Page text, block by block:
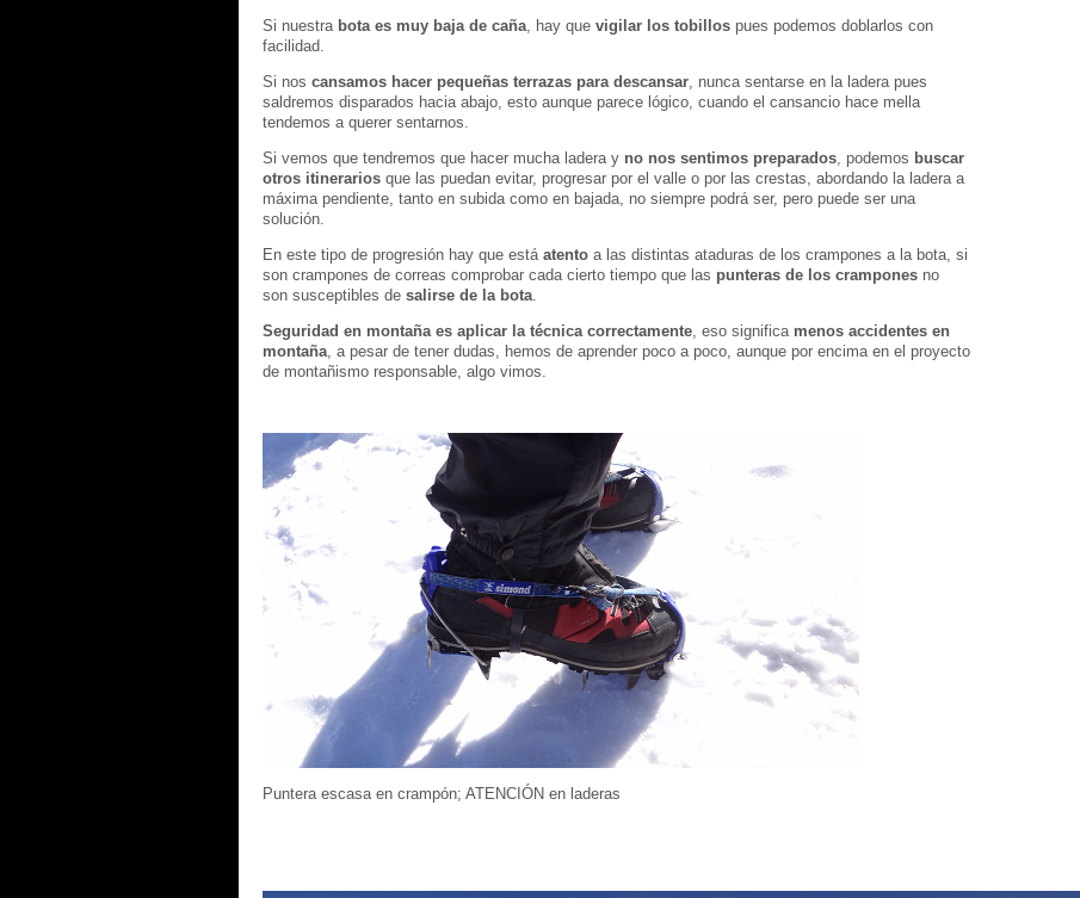
Si nuestra bota es muy baja de caña, hay que vigilar los tobillos pues podemos doblarlos con
facilidad.
Si nos cansamos hacer pequeñas terrazas para descansar, nunca sentarse en la ladera pues
saldremos disparados hacia abajo, esto aunque parece lógico, cuando el cansancio hace mella
tendemos a querer sentarnos.
Si vemos que tendremos que hacer mucha ladera y no nos sentimos preparados, podemos buscar
otros itinerarios que las puedan evitar, progresar por el valle o por las crestas, abordando la ladera a
máxima pendiente, tanto en subida como en bajada, no siempre podrá ser, pero puede ser una
solución.
En este tipo de progresión hay que está atento a las distintas ataduras de los crampones a la bota, si
son crampones de correas comprobar cada cierto tiempo que las punteras de los crampones no
son susceptibles de salirse de la bota.
Seguridad en montaña es aplicar la técnica correctamente, eso significa menos accidentes en
montaña, a pesar de tener dudas, hemos de aprender poco a poco, aunque por encima en el proyecto
de montañismo responsable, algo vimos.
Puntera escasa en crampón; ATENCIÓN en laderas